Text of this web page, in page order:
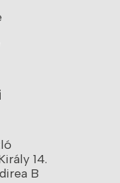
14.
B